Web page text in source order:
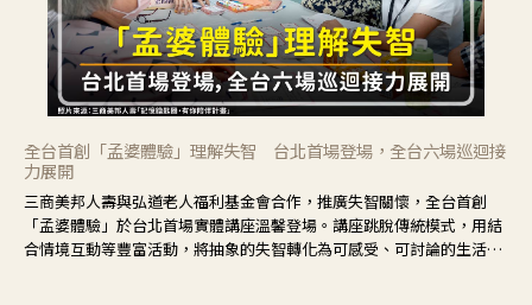
全台首創「孟婆體驗」理解失智 台北首場登場，全台六場巡迴接
力展開
三商美邦人壽與弘道老人福利基金會合作，推廣失智關懷，全台首創
「孟婆體驗」於台北首場實體講座溫馨登場。講座跳脫傳統模式，用結
合情境互動等豐富活動，將抽象的失智轉化為可感受、可討論的生活情